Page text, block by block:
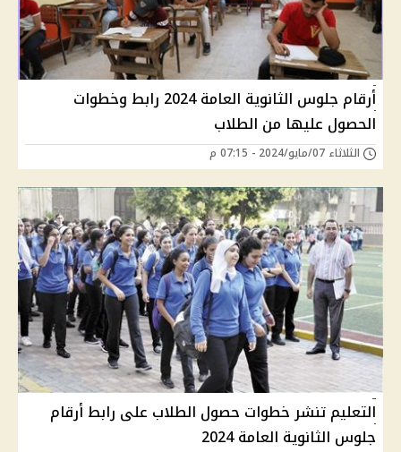
أرقام جلوس الثانوية العامة 2024 رابط وخطوات
الحصول عليها من الطلاب
الثلاثاء 07/مايو/2024 - 07:15 م
التعليم تنشر خطوات حصول الطلاب على رابط أرقام
جلوس الثانوية العامة 2024